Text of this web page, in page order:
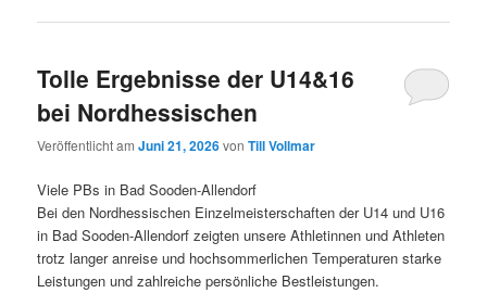
Tolle Ergebnisse der U14&16
bei Nordhessischen
Veröffentlicht amJuni 21, 2026vonTill Vollmar
Viele PBs in Bad Sooden-Allendorf
Bei den Nordhessischen Einzelmeisterschaften der U14 und U16
in Bad Sooden-Allendorf zeigten unsere Athletinnen und Athleten
trotz langer anreise und hochsommerlichen Temperaturen starke
Leistungen und zahlreiche persönliche Bestleistungen.